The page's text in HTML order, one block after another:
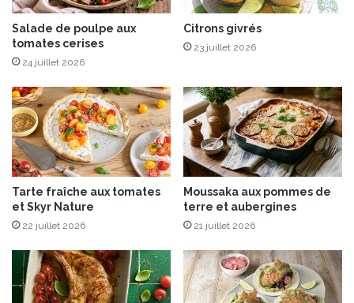
V
I
È
R
D
U
M
Â
T
Salade de poulpe aux
tomates cerises
24 juillet 2026
Citrons givrés
23 juillet 2026
Tarte fraîche aux tomates
et Skyr Nature
22 juillet 2026
Moussaka aux pommes de
terre et aubergines
21 juillet 2026